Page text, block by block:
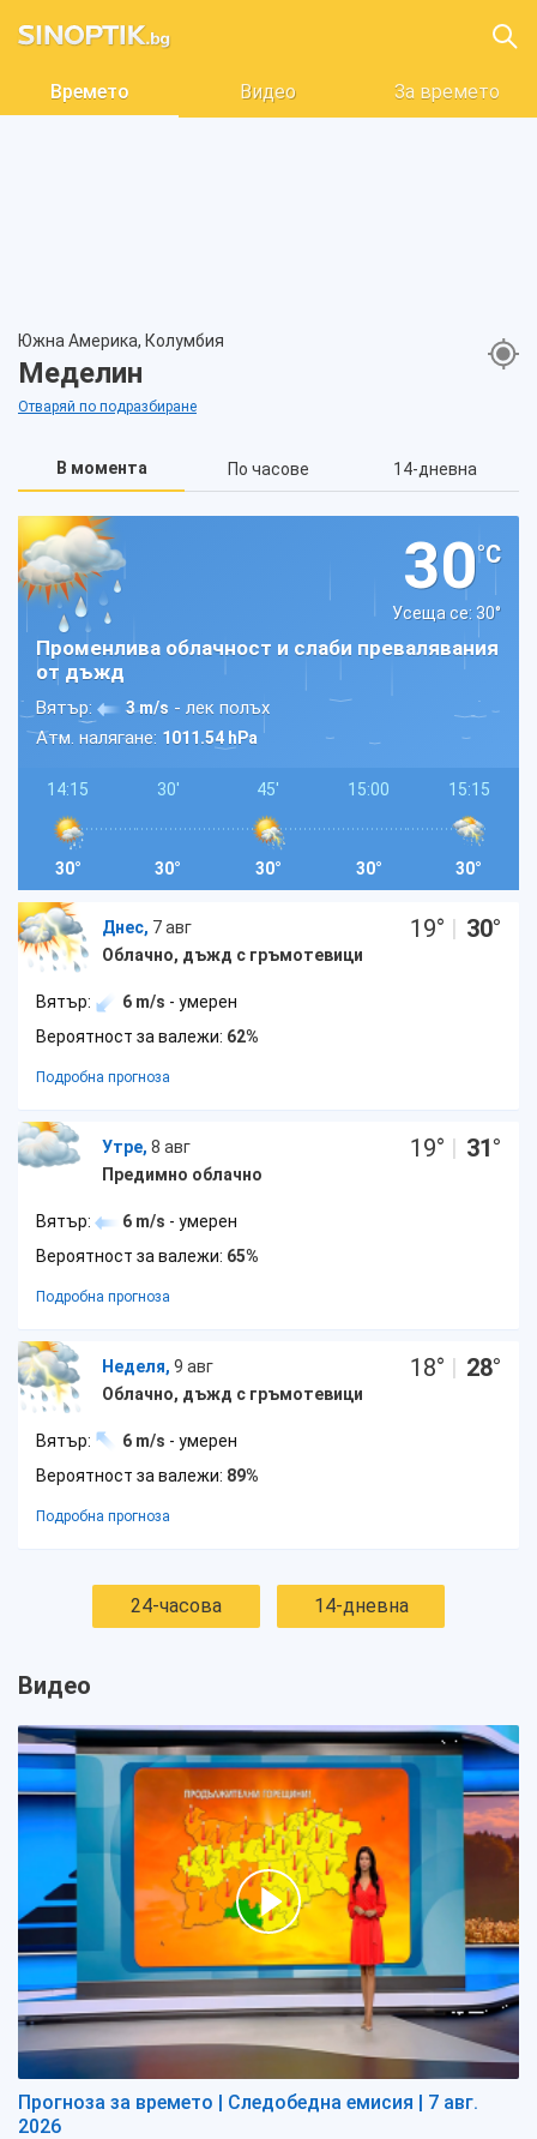
Времето Видео За времето
Южна Америка, Колумбия
Меделин
Отваряй по подразбиране
В момента По часове 14-дневна
30°C
Усеща се: 30°
Променлива облачност и слаби превалявания
от дъжд
Вятър: 3 m/s - лек полъх
Атм. налягане: 1011.54 hPa
14:15
30°
30'
30°
45'
30°
15:00
30°
15:15
30°
Днес, 7 авг
Облачно, дъжд с гръмотевици
19° | 30°
Вятър: 6 m/s - умерен
Вероятност за валежи: 62%
Подробна прогноза
Утре, 8 авг
Предимно облачно
19° | 31°
Вятър: 6 m/s - умерен
Вероятност за валежи: 65%
Подробна прогноза
Неделя, 9 авг
Облачно, дъжд с гръмотевици
18° | 28°
Вятър: 6 m/s - умерен
Вероятност за валежи: 89%
Подробна прогноза
24-часова 14-дневна
Видео
Прогноза за времето | Следобедна емисия | 7 авг.
2026